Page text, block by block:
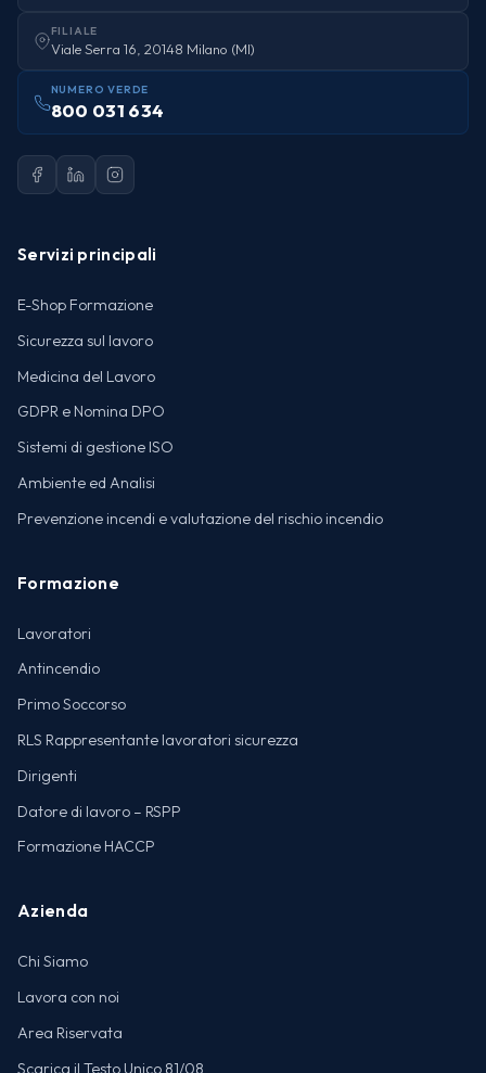
FILIALE
Viale Serra 16, 20148 Milano (MI)
NUMERO VERDE
800 031 634
Servizi principali
E-Shop Formazione
Sicurezza sul lavoro
Medicina del Lavoro
GDPR e Nomina DPO
Sistemi di gestione ISO
Ambiente ed Analisi
Prevenzione incendi e valutazione del rischio incendio
Formazione
Lavoratori
Antincendio
Primo Soccorso
RLS Rappresentante lavoratori sicurezza
Dirigenti
Datore di lavoro – RSPP
Formazione HACCP
Azienda
Chi Siamo
Lavora con noi
Area Riservata
Scarica il Testo Unico 81/08